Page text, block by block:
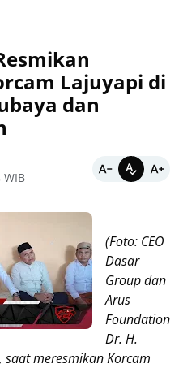
Lajuyapi di
dan
(Foto: CEO
Dasar
Group dan
Arus
Foundation
Dr. H.
saat meresmikan Korcam